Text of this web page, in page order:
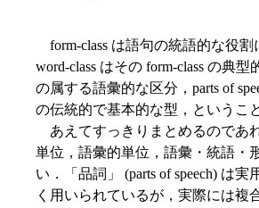
form-class は語句の統語的な役割
word-class はその form-class の典
の属する語彙的な区分，parts of
の伝統的で基本的な型，というこ
あえてすっきりまとめるのであ
単位，語彙的単位，語彙・統語・
い．「品詞」 (parts of speech) は
く用いられているが，実際には複